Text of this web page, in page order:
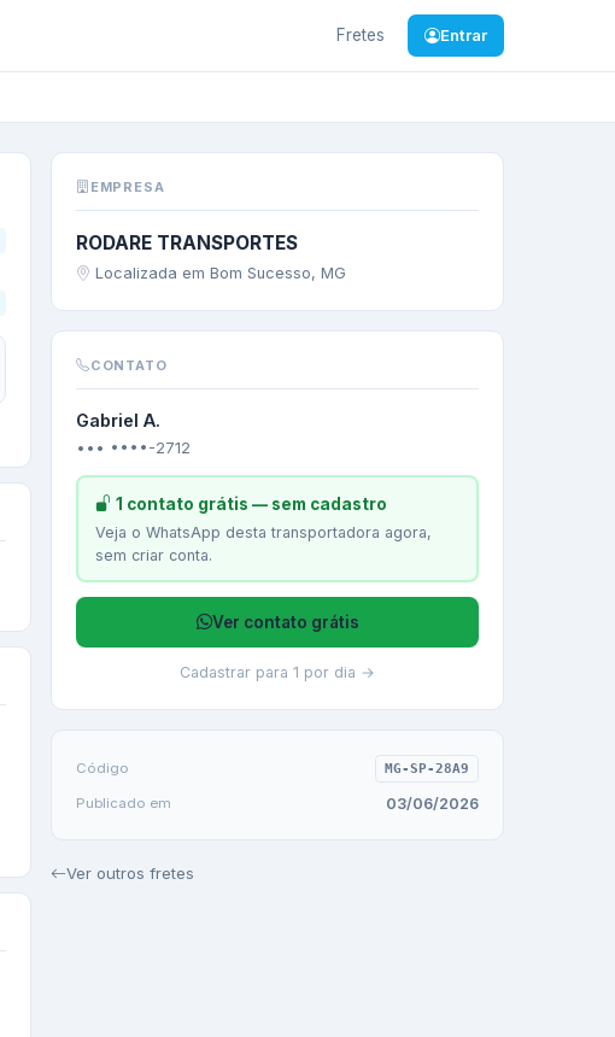
Fretes Entrar
/SP—cimento
EMPRESA
RODARE TRANSPORTES
Localizada em Bom Sucesso, MG
CONTATO
Gabriel A.
••• ••••-2712
1 contato grátis — sem cadastro
Veja o WhatsApp desta transportadora agora,
sem criar conta.
Ver contato grátis
Cadastrar para 1 por dia →
Código MG-SP-28A9
Publicado em 03/06/2026
Ver outros fretes